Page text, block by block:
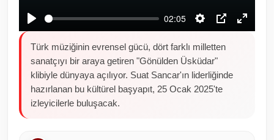
P
l
a
y
02:05
S
e
t
t
i
P
I
E
y
Türk müziğinin evrensel gücü, dört farklı milletten
sanatçıyı bir araya getiren "Gönülden Üsküdar"
klibiyle dünyaya açılıyor. Suat Sancar'ın liderliğinde
hazırlanan bu kültürel başyapıt, 25 Ocak 2025'te
izleyicilerle buluşacak.